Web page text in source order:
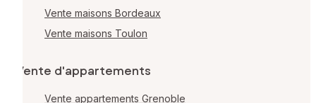
Vente maisons Bordeaux
Vente maisons Toulon
Vente d'appartements
Vente appartements Grenoble